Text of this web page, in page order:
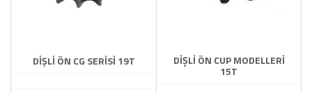
DİŞLİ ÖN CG SERİSİ 19T DİŞLİ ÖN CUP MODELLERİ
15T